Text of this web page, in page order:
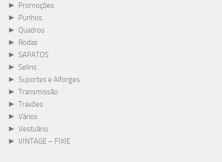
► Promoções
► Punhos
► Quadros
► Rodas
► SAPATOS
► Selins
► Suportes e Alforges
► Transmissão
► Travões
► Vários
► Vestuário
► VINTAGE – FIXIE